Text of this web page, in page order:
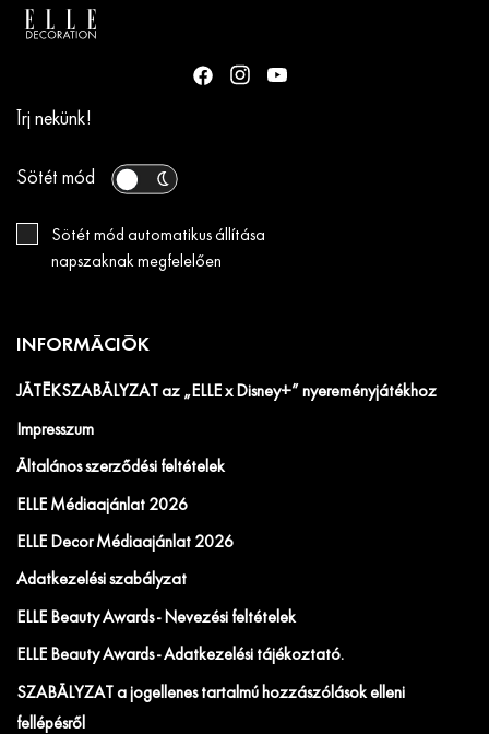
Írj nekünk!
Sötét mód
Sötét mód automatikus állítása
napszaknak megfelelően
INFORMÁCIÓK
JÁTÉKSZABÁLYZAT az „ELLE x Disney+” nyereményjátékhoz
Impresszum
Általános szerződési feltételek
ELLE Médiaajánlat 2026
ELLE Decor Médiaajánlat 2026
Adatkezelési szabályzat
ELLE Beauty Awards - Nevezési feltételek
ELLE Beauty Awards - Adatkezelési tájékoztató.
SZABÁLYZAT a jogellenes tartalmú hozzászólások elleni
fellépésről